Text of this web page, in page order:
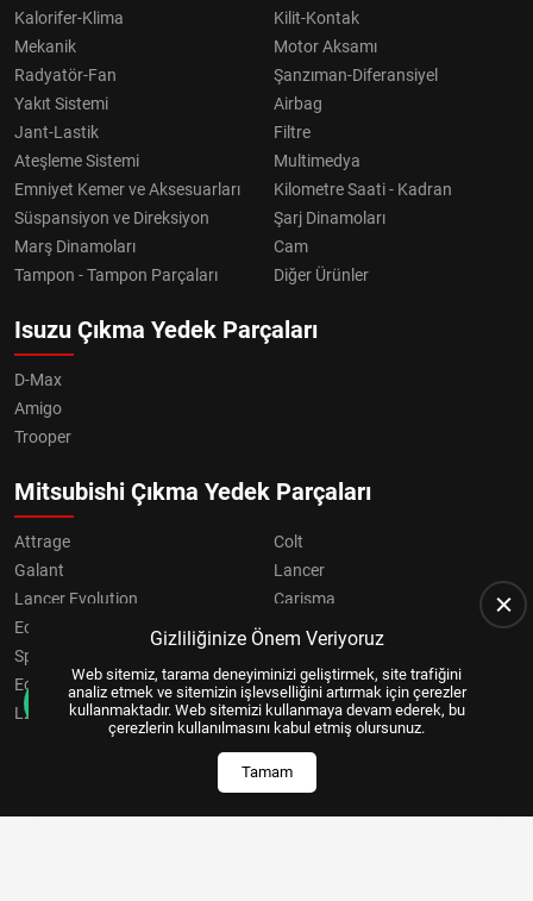
Kalorifer-Klima
Kilit-Kontak
Mekanik
Motor Aksamı
Radyatör-Fan
Şanzıman-Diferansiyel
Yakıt Sistemi
Airbag
Jant-Lastik
Filtre
Ateşleme Sistemi
Multimedya
Emniyet Kemer ve Aksesuarları
Kilometre Saati - Kadran
Süspansiyon ve Direksiyon
Şarj Dinamoları
Marş Dinamoları
Cam
Tampon - Tampon Parçaları
Diğer Ürünler
Isuzu Çıkma Yedek Parçaları
D-Max
Amigo
Trooper
Mitsubishi Çıkma Yedek Parçaları
Attrage
Colt
Galant
Lancer
Lancer Evolution
Carisma
Eclipse
Grandis
Space Star
Eclipse Cross
OUTLANDER
L200
Pajero
Gizliliğinize Önem Veriyoruz
Web sitemiz, tarama deneyiminizi geliştirmek, site trafiğini
analiz etmek ve sitemizin işlevselliğini artırmak için çerezler
kullanmaktadır. Web sitemizi kullanmaya devam ederek, bu
çerezlerin kullanılmasını kabul etmiş olursunuz.
Tamam